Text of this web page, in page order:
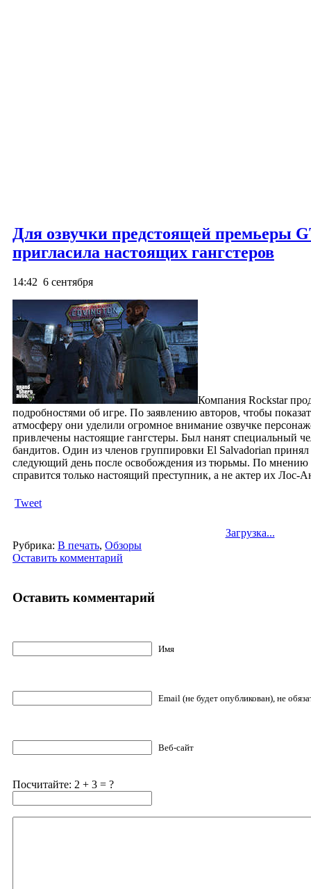
Для озвучки предстоящей премьеры
пригласила настоящих гангстеров
14:42 6 сентября
Компания Rockstar
подробностями об игре. По заявлению авторов, чтобы
атмосферу они уделили огромное внимание озвучке
привлечены настоящие гангстеры. Был нанят специальный
бандитов. Один из членов группировки El Salvadorian принял
следующий день после освобождения из тюрьмы. По мнению
справится только настоящий преступник, а не актер их Лос-
Tweet
Загрузка...
Рубрика: В печать, Обзоры
Оставить комментарий
Оставить комментарий
Имя
Email (не будет опубликован), не
Веб-сайт
Посчитайте: 2 + 3 = ?